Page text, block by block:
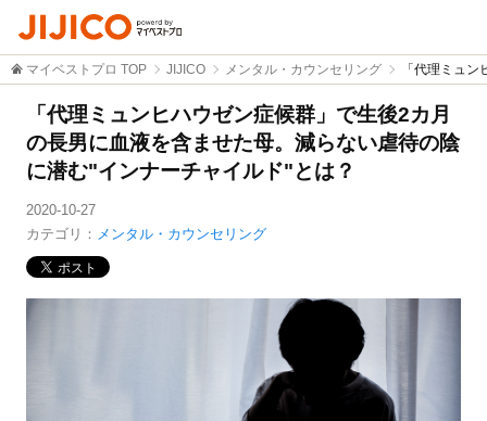
マイベストプロ TOP JIJICO メンタル・カウンセリング 「代理ミュ
「代理ミュンヒハウゼン症候群」で生後2カ月
の長男に血液を含ませた母。減らない虐待の陰
に潜む"インナーチャイルド"とは？
2020-10-27
カテゴリ： メンタル・カウンセリング